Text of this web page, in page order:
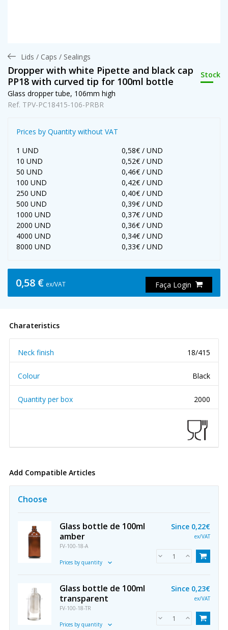
Lids / Caps / Sealings
Dropper with white Pipette and black cap
PP18 with curved tip for 100ml bottle
Stock
Glass dropper tube, 106mm high
Ref. TPV-PC18415-106-PRBR
Prices by Quantity without VAT
1 UND
0,58€ / UND
10 UND
0,52€ / UND
50 UND
0,46€ / UND
100 UND
0,42€ / UND
250 UND
0,40€ / UND
500 UND
0,39€ / UND
1000 UND
0,37€ / UND
2000 UND
0,36€ / UND
4000 UND
0,34€ / UND
8000 UND
0,33€ / UND
0,58 € ex/VAT Faça Login
Charateristics
Neck finish 18/415
Colour Black
Quantity per box 2000
Add Compatible Articles
Choose
Glass bottle de 100ml
amber
FV-100-18-A
Prices by quantity
Since 0,22€
ex/VAT
Glass bottle de 100ml
transparent
FV-100-18-TR
Prices by quantity
Since 0,23€
ex/VAT